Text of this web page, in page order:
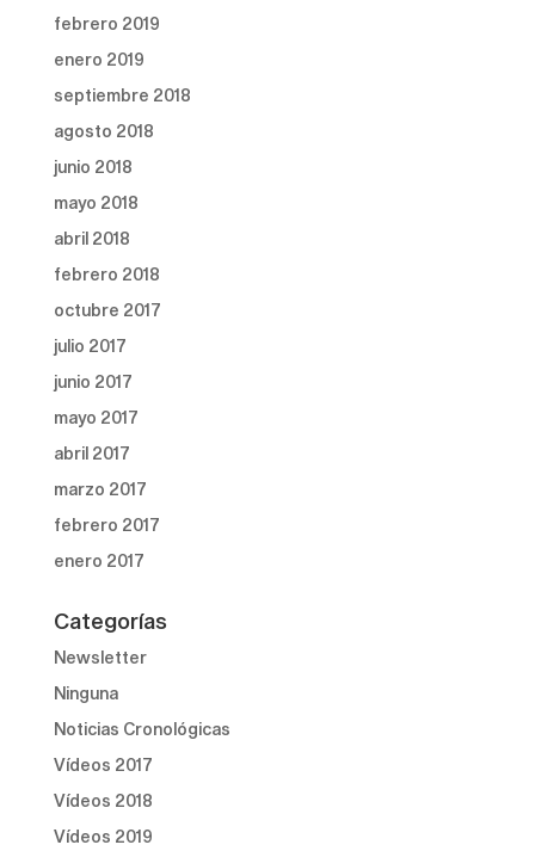
febrero 2019
enero 2019
septiembre 2018
agosto 2018
junio 2018
mayo 2018
abril 2018
febrero 2018
octubre 2017
julio 2017
junio 2017
mayo 2017
abril 2017
marzo 2017
febrero 2017
enero 2017
Categorías
Newsletter
Ninguna
Noticias Cronológicas
Vídeos 2017
Vídeos 2018
Vídeos 2019